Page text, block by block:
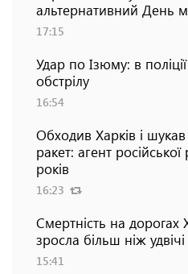
альтернативний День
17:15
Удар по Ізюму: в
обстрілу
16:54
Обходив Харків і шукав
ракет: агент
років
16:23
Смертність на дорогах
зросла більш ніж удвічі
15:41